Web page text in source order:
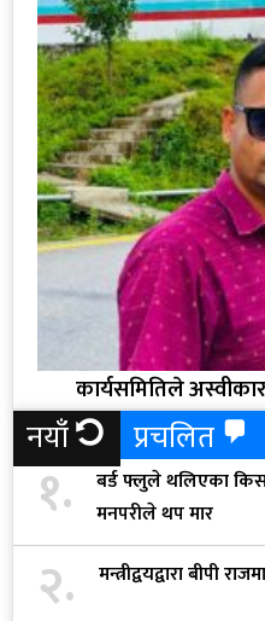
कार्यसमितिले
नयाँ प्रचलित
१.
बर्ड फ्लुले थलिएका
मनपरीले थप मार
२. मन्त्रीद्वयद्वारा बीपी